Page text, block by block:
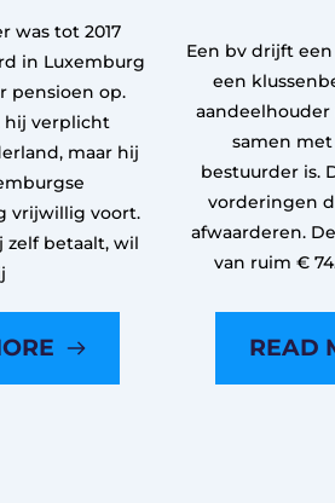
was tot 2017
in Luxemburg
pensioen op.
hij verplicht
maar hij
vrijwillig voort.
zelf betaalt, wil
Een bv drijft
een
aandeelhouder
samen
bestuurder is.
vorderingen
afwaarderen.
van ruim €
READ